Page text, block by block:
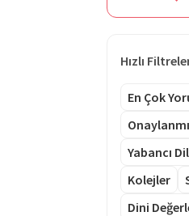
Hızlı
En Çok
Yabancı
Kolejler
Dini